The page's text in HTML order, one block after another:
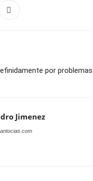
por
Jimenez